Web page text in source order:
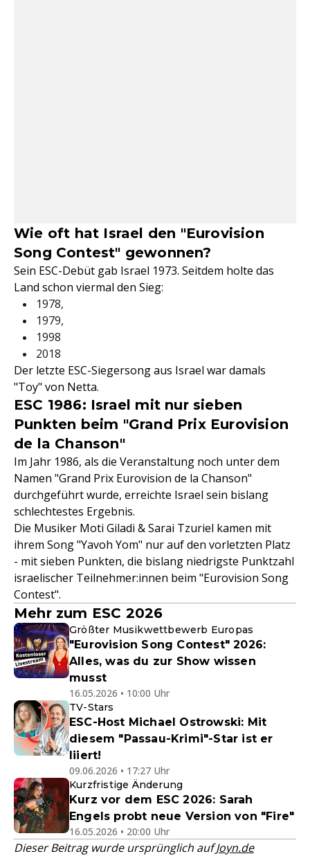
Wie oft hat Israel den "Eurovision
Song Contest" gewonnen?
Sein ESC-Debüt gab Israel 1973. Seitdem holte das
Land schon viermal den Sieg:
1978,
1979,
1998
2018
Der letzte ESC-Siegersong aus Israel war damals
"Toy" von Netta.
ESC 1986: Israel mit nur sieben
Punkten beim "Grand Prix Eurovision
de la Chanson"
Im Jahr 1986, als die Veranstaltung noch unter dem
Namen "Grand Prix Eurovision de la Chanson"
durchgeführt wurde, erreichte Israel sein bislang
schlechtestes Ergebnis.
Die Musiker Moti Giladi & Sarai Tzuriel kamen mit
ihrem Song "Yavoh Yom" nur auf den vorletzten Platz
- mit sieben Punkten, die bislang niedrigste Punktzahl
israelischer Teilnehmer:innen beim "Eurovision Song
Contest".
Mehr zum ESC 2026
Größter Musikwettbewerb Europas
"Eurovision Song Contest" 2026:
Alles, was du zur Show wissen
musst
16.05.2026 • 10:00 Uhr
TV-Stars
ESC-Host Michael Ostrowski: Mit
diesem "Passau-Krimi"-Star ist er
liiert!
09.06.2026 • 17:27 Uhr
Kurzfristige Änderung
Kurz vor dem ESC 2026: Sarah
Engels probt neue Version von "Fire"
16.05.2026 • 20:00 Uhr
Dieser Beitrag wurde ursprünglich aufJoyn.de